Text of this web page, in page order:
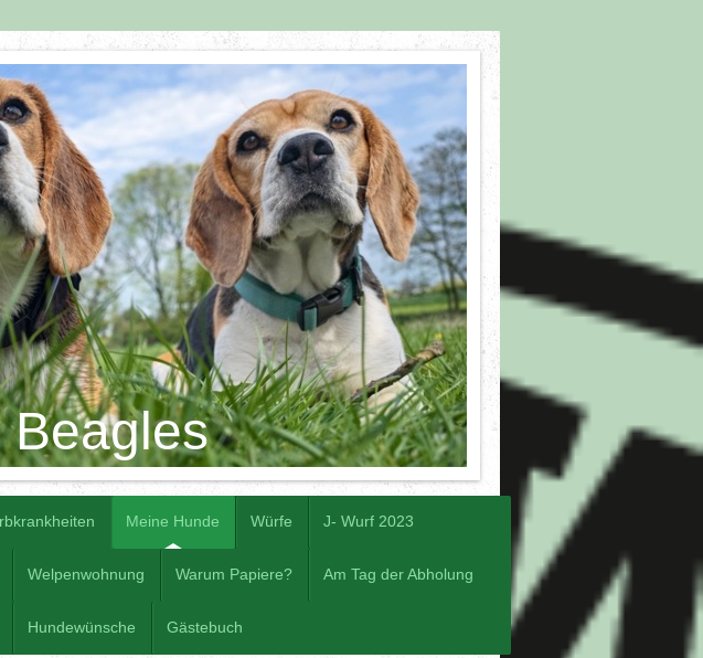
Beagles
Meine Hunde Würfe J- Wurf 2023
Welpenwohnung Warum Papiere? Am Tag der Abholung
Hundewünsche Gästebuch